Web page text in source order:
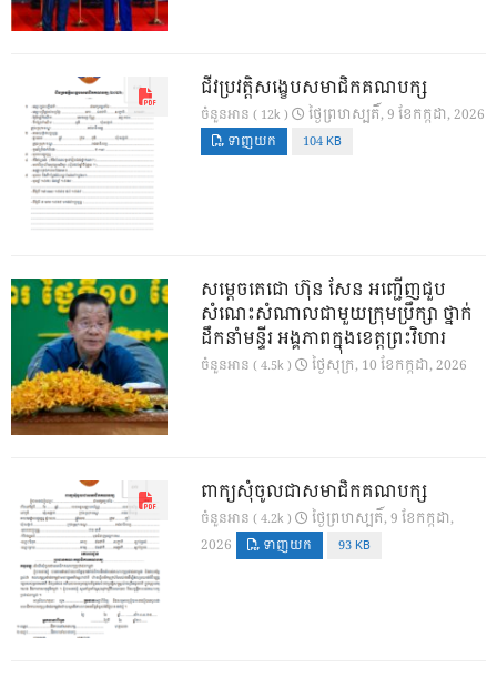
ជីវប្រវត្តិសង្ខេបសមាជិកគណបក្ស
ចំនួនអាន ( 12k ) ថ្ងៃ​ព្រហស្បតិ៍, 9 ខែ​កក្កដា, 2026
ទាញយក 104 KB
សម្តេចតេជោ ហ៊ុន សែន អញ្ជើញជួប
សំណេះសំណាលជាមួយក្រុមប្រឹក្សា ថ្នាក់
ដឹកនាំមន្ទីរ អង្គភាពក្នុងខេត្តព្រះវិហារ
ចំនួនអាន ( 4.5k ) ថ្ងៃ​សុក្រ, 10 ខែ​កក្កដា, 2026
ពាក្យសុំចូលជាសមាជិកគណបក្ស
ចំនួនអាន ( 4.2k )
ថ្ងៃ​ព្រហស្បតិ៍, 9 ខែ​កក្កដា,
2026
ទាញយក 93 KB